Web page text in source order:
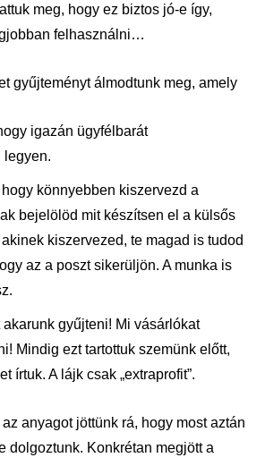
meg, hogy ez biztos jó-e így,
felhasználni…
gyűjteményt álmodtunk meg, amely
igazán ügyfélbarát
legyen.
könnyebben kiszervezd a
bejelölöd mit készítsen el a külsős
kiszervezed, te magad is tudod
az a poszt sikerüljön. A munka is
gyűjteni! Mi vásárlókat
Mindig ezt tartottuk szemünk előtt,
írtuk. A lájk csak „extraprofit”.
anyagot jöttünk rá, hogy most aztán
dolgoztunk. Konkrétan megjött a